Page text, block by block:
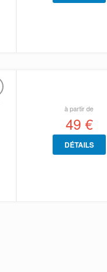
à partir de
49 €
DÉTAILS